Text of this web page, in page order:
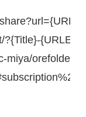
miya/